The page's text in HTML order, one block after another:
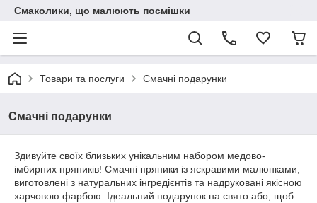
Смаколики, що малюють посмішки
Товари та послуги Смачні подарунки
Смачні подарунки
Здивуйте своїх близьких унікальним набором медово-
імбирних пряників! Смачні пряники із яскравими малюнками,
виготовлені з натуральних інгредієнтів та надруковані якісною
харчовою фарбою. Ідеальний подарунок на свято або, щоб